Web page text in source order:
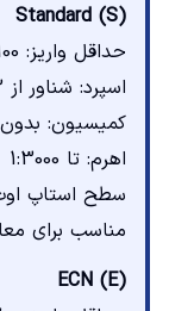
Standard (S)
حداقل واریز: 100 دلار
اسپرد: شناور از 1.3 پیپ
کمیسیون:
اهرم: تا 1:3000
سطح استاپ اوت:
مناسب برای
ECN (E)